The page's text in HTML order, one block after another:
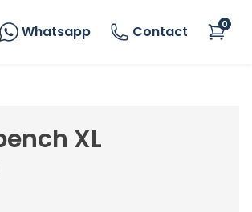
Whatsapp Contact 0
XL